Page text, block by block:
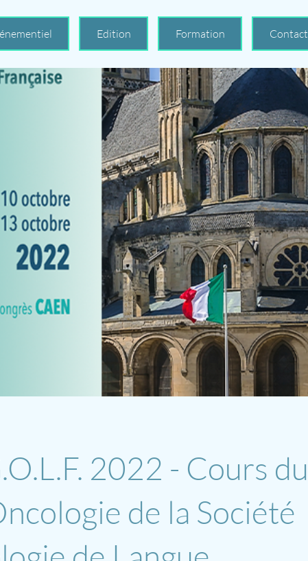
Edition Formation Contact
2022 - Cours du
de la Société